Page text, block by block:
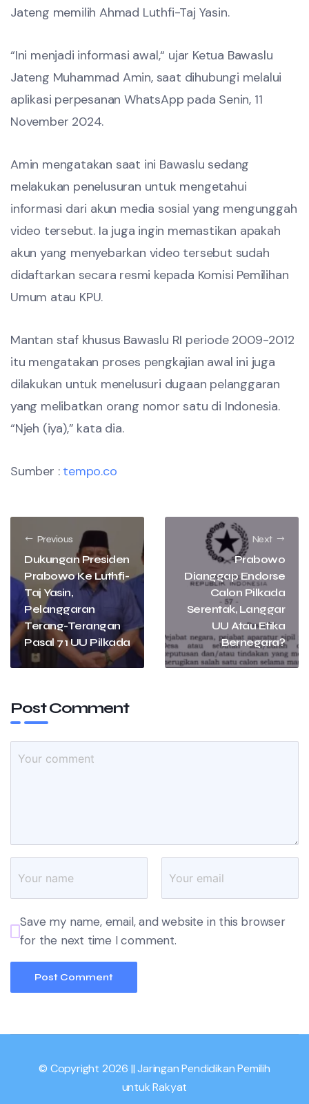
Jateng memilih Ahmad Luthfi-Taj Yasin.
“Ini menjadi informasi awal,“ ujar Ketua Bawaslu
Jateng Muhammad Amin, saat dihubungi melalui
aplikasi perpesanan WhatsApp pada Senin, 11
November 2024.
Amin mengatakan saat ini Bawaslu sedang
melakukan penelusuran untuk mengetahui
informasi dari akun media sosial yang mengunggah
video tersebut. Ia juga ingin memastikan apakah
akun yang menyebarkan video tersebut sudah
didaftarkan secara resmi kepada Komisi Pemilihan
Umum atau KPU.
Mantan staf khusus Bawaslu RI periode 2009-2012
itu mengatakan proses pengkajian awal ini juga
dilakukan untuk menelusuri dugaan pelanggaran
yang melibatkan orang nomor satu di Indonesia.
“Njeh (iya),” kata dia.
Sumber : tempo.co
Previous
Dukungan Presiden
Prabowo Ke Luthfi-
Taj Yasin,
Pelanggaran
Terang-Terangan
Pasal 71 UU Pilkada
Next
Prabowo
Dianggap Endorse
Calon Pilkada
Serentak, Langgar
UU Atau Etika
Bernegara?
Post Comment
Save my name, email, and website in this browser
for the next time I comment.
© Copyright 2026 || Jaringan Pendidikan Pemilih
untuk Rakyat